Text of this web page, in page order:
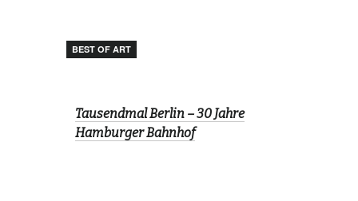
BEST OF ART
Tausendmal Berlin – 30 Jahre
Hamburger Bahnhof